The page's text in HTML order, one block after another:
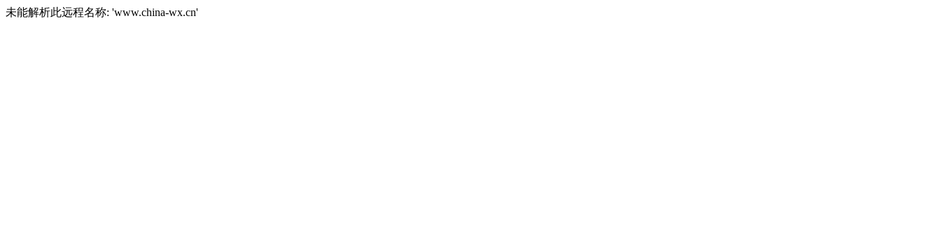
未能解析此远程名称: 'www.china-wx.cn'